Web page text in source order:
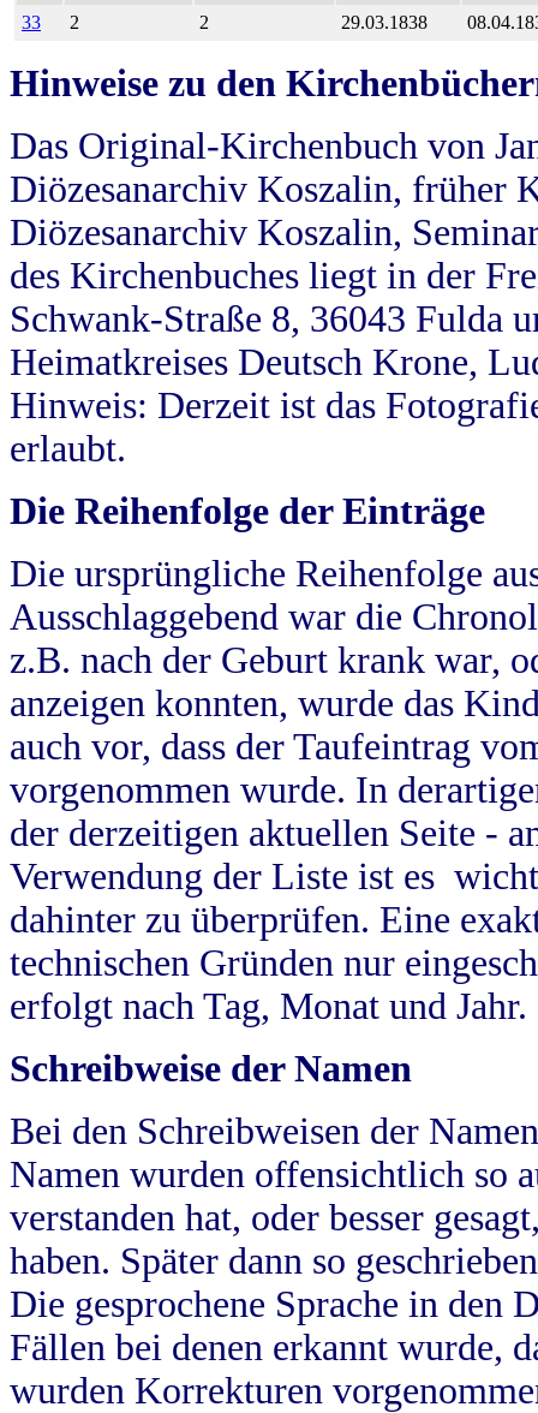
33
2 2 29.03.1838
Hinweise zu den
Das Original-Kirchenbuch von
Diözesanarchiv Koszalin, früher
Diözesanarchiv Koszalin,
des Kirchenbuches liegt in der
Schwank-Straße 8, 36043 Fulda
Heimatkreises Deutsch Krone,
Hinweis: Derzeit ist das
erlaubt.
Die Reihenfolge der Einträge
Die ursprüngliche Reihenfolge
Ausschlaggebend war die
z.B. nach der Geburt krank war,
anzeigen konnten, wurde das
auch vor, dass der Taufeintrag
vorgenommen wurde. In
der derzeitigen aktuellen Seite -
Verwendung der Liste ist es
dahinter zu überprüfen. Eine
technischen Gründen nur
erfolgt nach Tag, Monat und Jahr.
Schreibweise der Namen
Bei den Schreibweisen der
Namen wurden offensichtlich so
verstanden hat, oder besser
haben. Später dann so
Die gesprochene Sprache in
Fällen bei denen erkannt wurde,
wurden Korrekturen